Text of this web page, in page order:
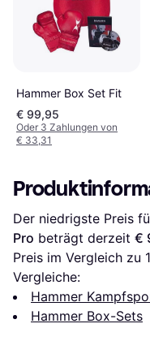
Hammer Box Set Fit
€ 99,95
Oder 3 Zahlungen von
€ 33,31
Der niedrigste Preis
Pro beträgt derzeit €
Preis im Vergleich zu
Vergleiche:
Hammer
Hammer Box-Sets